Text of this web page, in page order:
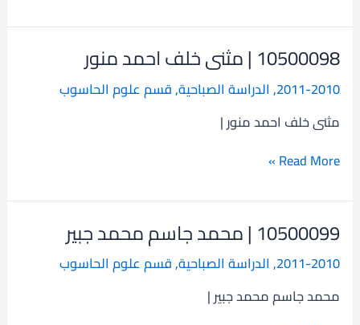
10500098 | مثنى خلف احمد منور
2011-2010
, الدراسة الصباحية,قسم علوم الحاسوب
مثنى خلف احمد منور |
10500098
مثنى
خلف
احمد
منور
Read More »
10500099 | محمد جاسم محمد جبير
2011-2010
, الدراسة الصباحية,قسم علوم الحاسوب
محمد جاسم محمد جبير |
10500099
محمد
جاسم
محمد